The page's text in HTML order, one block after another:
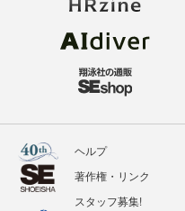
ヘルプ
著作権・リンク
スタッフ募集!